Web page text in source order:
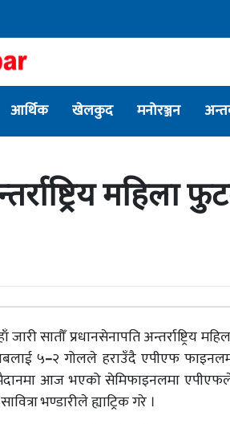
आर्थिक खेलकुद मनोरञ्जन
सातौँ प्रधानसेनापति अन्तर्राष्ट्रिय
५–२ गोलले हराउँदै एपीएफ
आज भएको सेमिफाइनलमा
भण्डारीले ह्याट्रिक गरे ।